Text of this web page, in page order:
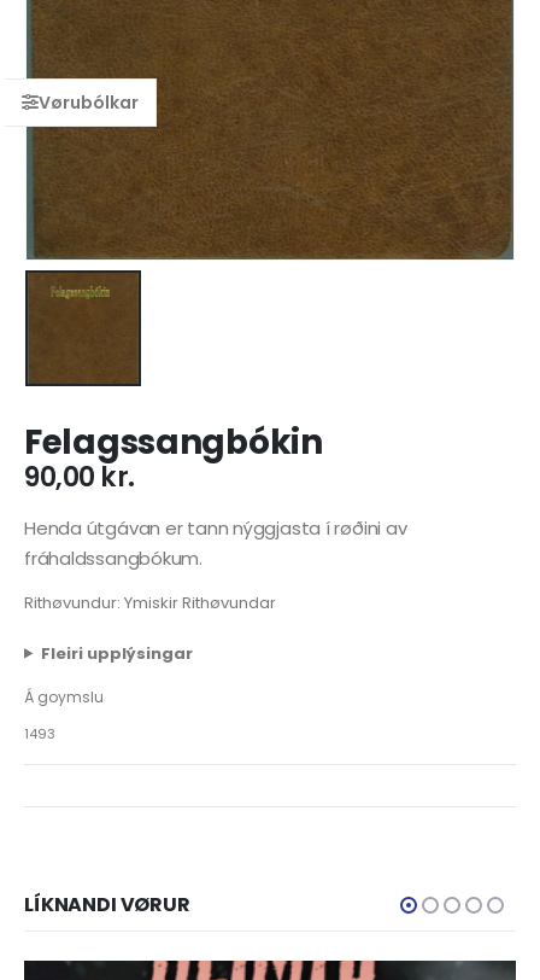
Felagssangbókin
90,00 kr.
Henda útgávan er tann nýggjasta í røðini av
fráhaldssangbókum.
Rithøvundur: Ymiskir Rithøvundar
Fleiri upplýsingar
Á goymslu
1493
LÍKNANDI VØRUR